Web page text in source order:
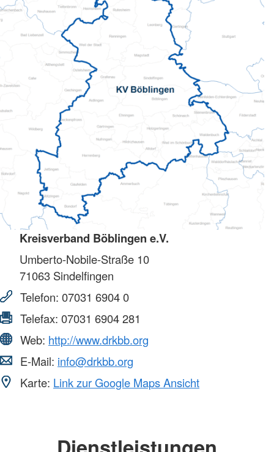
Kreisverband Böblingen e.V.
Umberto-Nobile-Straße 10
71063 Sindelfingen
Telefon: 07031 6904 0
Telefax: 07031 6904 281
Web: http://www.drkbb.org
E-Mail: info@drkbb.org
Karte: Link zur Google Maps Ansicht